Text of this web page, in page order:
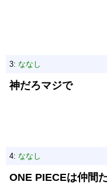
3: ななし
神だろマジで
4: ななし
ONE PIECEは仲間